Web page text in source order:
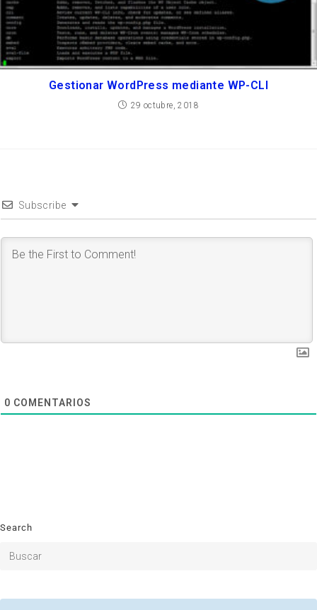
Gestionar WordPress mediante WP-CLI
29 octubre, 2018
Subscribe
0 COMENTARIOS
Search